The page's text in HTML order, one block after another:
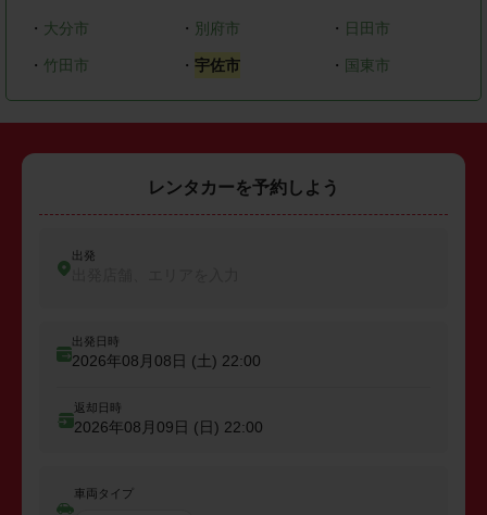
・ 大分市 ・ 別府市 ・ 日田市
・ 竹田市 ・ 宇佐市 ・ 国東市
レンタカーを予約しよう
出発
出発日時
2026年08月08日 (土) 22:00
返却日時
2026年08月09日 (日) 22:00
車両タイプ